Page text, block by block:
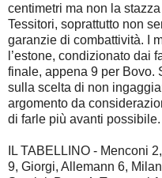
centimetri ma non la
Tessitori, soprattutto non
garanzie di combattività. I
l’estone, condizionato dai
finale, appena 9 per Bovo.
sulla scelta di non
argomento da
di farle più avanti possibile.
IL TABELLINO - Menconi
9, Giorgi, Allemann 6,